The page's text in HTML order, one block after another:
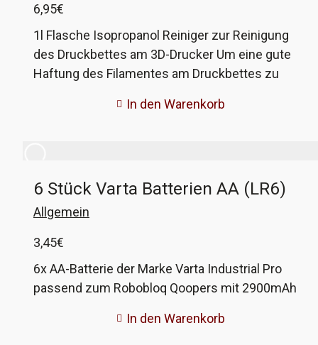
6,95€
1l Flasche Isopropanol Reiniger zur Reinigung
des Druckbettes am 3D-Drucker Um eine gute
Haftung des Filamentes am Druckbettes zu
reinem Alkohol. So bleiben keine Rückstände,
verwenden!
In den Warenkorb
6 Stück Varta Batterien AA (LR6)
Allgemein
3,45€
6x AA-Batterie der Marke Varta Industrial Pro
passend zum Robobloq Qoopers mit 2900mAh
In den Warenkorb